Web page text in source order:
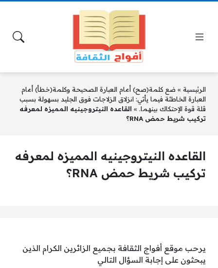
الرئيسية » ضع كلمة(صح) أمام العبارة الصحيحة وكلمة(خطأ) أمام
العبارة الخاطئة فيما يأتي: انزلاق الزلاجات فوق الجليد بسهولة بسبب
قلة قوة الإحتكاك بينهما. » القاعده النيتروجينيه المميزه لمعرفه
تركيب شريط حمض RNA؟
القاعده النيتروجينيه المميزه لمعرفه
تركيب شريط حمض RNA؟
يرحب موقع أفواج الثقافة بجميع الزائرين الكرام الذين
يبحثون على إجابة السؤال التالي